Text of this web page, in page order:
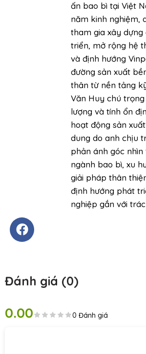
ấn bao bì tại Việt
năm kinh nghiệm,
tham gia xây
triển, mở rộng hệ
và định hướng
đường sản xuất
thân từ nền tảng
Văn Huy chú
lượng và tính ổn
hoạt động sản
dung do anh chịu
phản ánh góc
ngành bao bì, xu
giải pháp thân
định hướng phát
nghiệp gắn với
Đánh giá (0)
0.00 0 Đánh giá